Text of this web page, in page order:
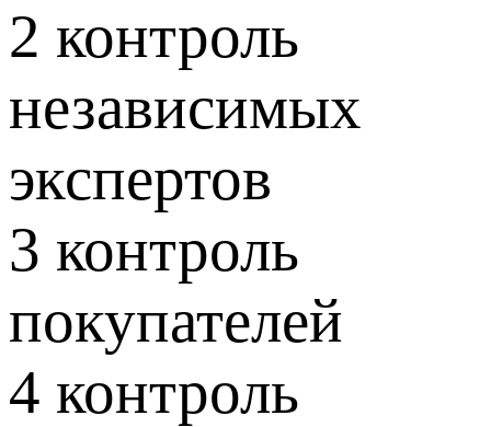
2 контроль
независимых
экспертов
3 контроль
покупателей
4 контроль